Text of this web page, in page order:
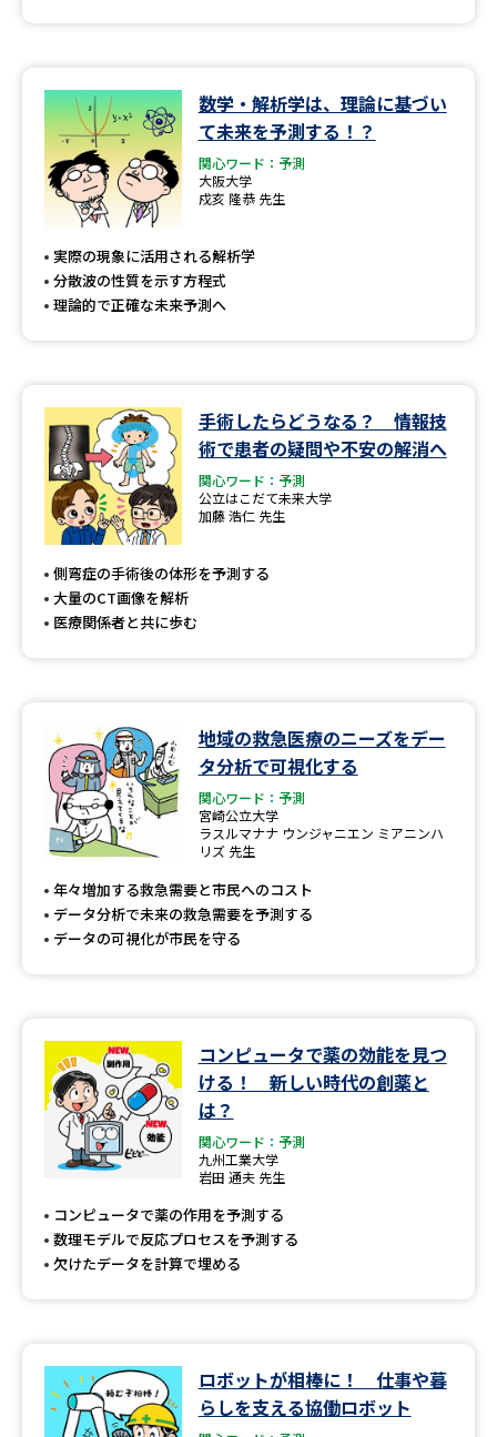
数学・解析学は、理論に基づい
て未来を予測する！？
関心ワード：予測
大阪大学
戍亥 隆恭 先生
実際の現象に活用される解析学
分散波の性質を示す方程式
理論的で正確な未来予測へ
手術したらどうなる？ 情報技
術で患者の疑問や不安の解消へ
関心ワード：予測
公立はこだて未来大学
加藤 浩仁 先生
側弯症の手術後の体形を予測する
大量のCT画像を解析
医療関係者と共に歩む
地域の救急医療のニーズをデー
タ分析で可視化する
関心ワード：予測
宮崎公立大学
ラスルマナナ ウンジャニエン ミアニンハ
リズ 先生
年々増加する救急需要と市民へのコスト
データ分析で未来の救急需要を予測する
データの可視化が市民を守る
コンピュータで薬の効能を見つ
ける！ 新しい時代の創薬と
は？
関心ワード：予測
九州工業大学
岩田 通夫 先生
コンピュータで薬の作用を予測する
数理モデルで反応プロセスを予測する
欠けたデータを計算で埋める
ロボットが相棒に！ 仕事や暮
らしを支える協働ロボット